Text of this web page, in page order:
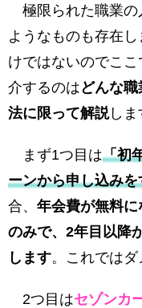
極限られた職業
ようなものも存在
けではないのでこ
介するのはどんな
法に限って解説しま
まず1つ目は「初
ーンから申し込み
合、 年会費が無料
のみで、2年目以降
します。これではダ
2つ目はセゾンカ